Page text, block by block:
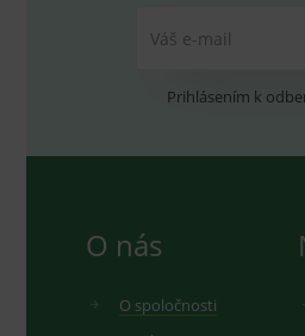
Váš e-mail
Prihlásením k
O nás
O spoločnosti